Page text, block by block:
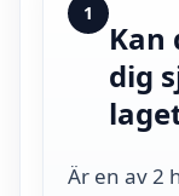
1
Kan
dig
Är en av 2